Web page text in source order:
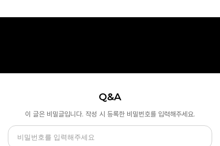
Q&A
이 글은 비밀글입니다. 작성 시 등록한 비밀번호를 입력해주세요.